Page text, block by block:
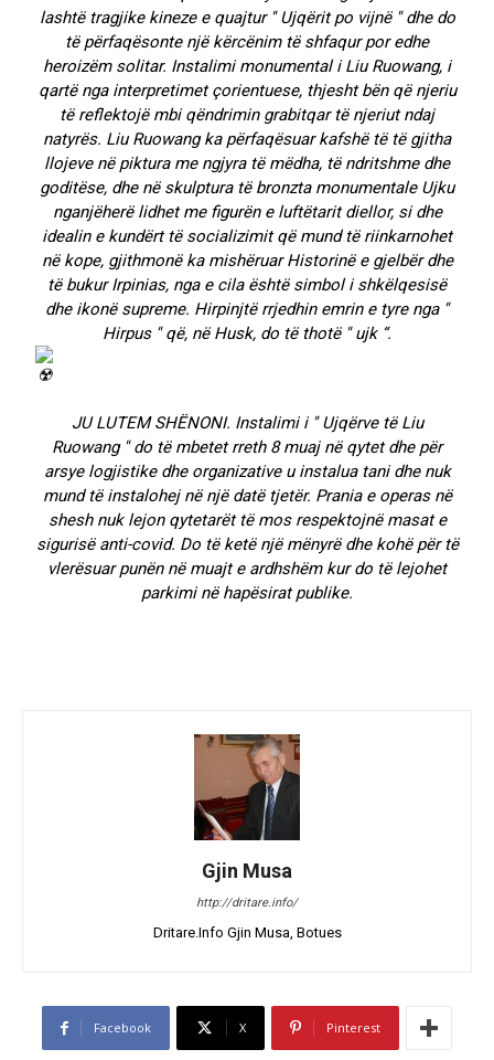
lashtë tragjike kineze e quajtur ′′ Ujqërit po vijnë ′′ dhe do
të përfaqësonte një kërcënim të shfaqur por edhe
heroizëm solitar. Instalimi monumental i Liu Ruowang, i
qartë nga interpretimet çorientuese, thjesht bën që njeriu
të reflektojë mbi qëndrimin grabitqar të njeriut ndaj
natyrës. Liu Ruowang ka përfaqësuar kafshë të të gjitha
llojeve në piktura me ngjyra të mëdha, të ndritshme dhe
goditëse, dhe në skulptura të bronzta monumentale Ujku
nganjëherë lidhet me figurën e luftëtarit diellor, si dhe
idealin e kundërt të socializimit që mund të riinkarnohet
në kope, gjithmonë ka mishëruar Historinë e gjelbër dhe
të bukur Irpinias, nga e cila është simbol i shkëlqesisë
dhe ikonë supreme. Hirpinjtë rrjedhin emrin e tyre nga ′′
Hirpus ′′ që, në Husk, do të thotë ′′ ujk “.
JU LUTEM SHËNONI. Instalimi i ′′ Ujqërve të Liu
Ruowang ′′ do të mbetet rreth 8 muaj në qytet dhe për
arsye logjistike dhe organizative u instalua tani dhe nuk
mund të instalohej në një datë tjetër. Prania e operas në
shesh nuk lejon qytetarët të mos respektojnë masat e
sigurisë anti-covid. Do të ketë një mënyrë dhe kohë për të
vlerësuar punën në muajt e ardhshëm kur do të lejohet
parkimi në hapësirat publike.
Gjin Musa
http://dritare.info/
Dritare.Info Gjin Musa, Botues
Facebook X Pinterest